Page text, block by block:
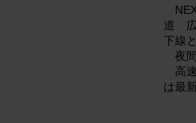
道 広
下線
夜
高
は最